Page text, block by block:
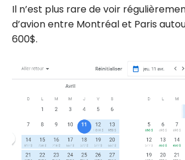
Il n’est plus rare de voir
d’avion entre Montréal et Paris
600$.